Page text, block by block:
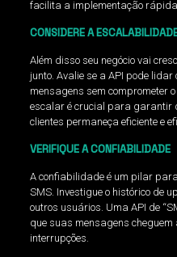
facilita a implementação
CONSIDERE A
Além disso seu negócio vai
junto. Avalie se a API pode lidar
mensagens sem comprometer
escalar é crucial para garantir
clientes permaneça eficiente e
VERIFIQUE A CONFIABILIDADE
A confiabilidade é um pilar
SMS. Investigue o histórico de
outros usuários. Uma API de
que suas mensagens
interrupções.